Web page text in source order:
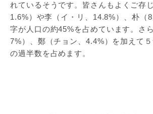
れているそうです。皆さんもよくご存
1.6%）や李（イ・リ、14.8%）、朴（
字が人口の約45%を占めています。さ
7%）、鄭（チョン、4.4%）を加えて
の過半数を占めます。